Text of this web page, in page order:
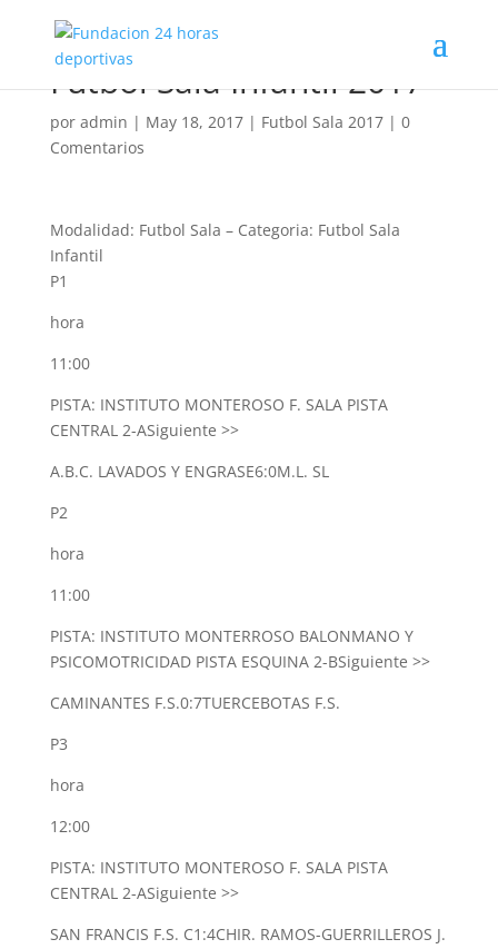
Futbol Sala Infantil 2017
por admin | May 18, 2017| Futbol Sala 2017| 0
Comentarios
Modalidad: Futbol Sala – Categoria: Futbol Sala
Infantil
P1
hora
11:00
PISTA: INSTITUTO MONTEROSO F. SALA PISTA
CENTRAL 2-ASiguiente >>
A.B.C. LAVADOS Y ENGRASE6:0M.L. SL
P2
hora
11:00
PISTA: INSTITUTO MONTERROSO BALONMANO Y
PSICOMOTRICIDAD PISTA ESQUINA 2-BSiguiente >>
CAMINANTES F.S.0:7TUERCEBOTAS F.S.
P3
hora
12:00
PISTA: INSTITUTO MONTEROSO F. SALA PISTA
CENTRAL 2-ASiguiente >>
SAN FRANCIS F.S. C1:4CHIR. RAMOS-GUERRILLEROS J.